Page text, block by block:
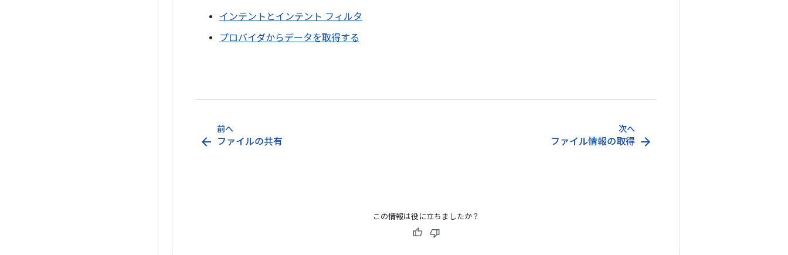
インテントとインテント フィルタ
プロバイダからデータを取得する
前へ
arrow_back ファイルの共有
次へ
ファイル情報の取得 arrow_forward
この情報は役に立ちましたか？